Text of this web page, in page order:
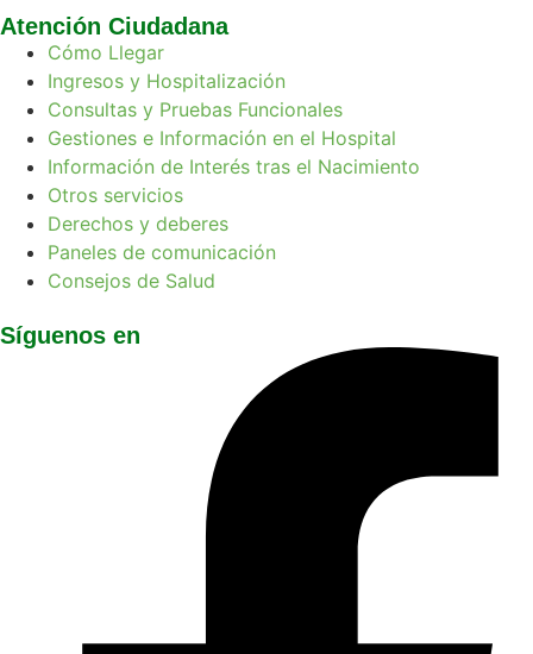
Atención Ciudadana
Cómo Llegar
Ingresos y Hospitalización
Consultas y Pruebas Funcionales
Gestiones e Información en el Hospital
Información de Interés tras el Nacimiento
Otros servicios
Derechos y deberes
Paneles de comunicación
Consejos de Salud
Síguenos en